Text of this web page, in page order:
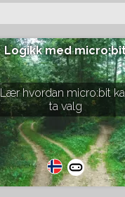
Logikk med
Lær hvordan micro:bit
ta valg